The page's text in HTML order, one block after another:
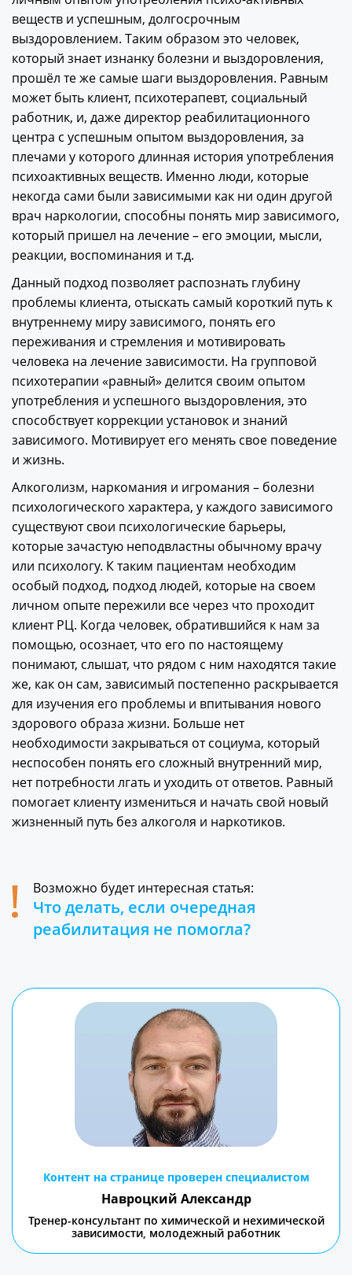
веществ и успешным, долгосрочным
выздоровлением. Таким образом это человек,
который знает изнанку болезни и выздоровления,
прошёл те же самые шаги выздоровления. Равным
может быть клиент, психотерапевт, социальный
работник, и, даже директор реабилитационного
центра с успешным опытом выздоровления, за
плечами у которого длинная история употребления
психоактивных веществ. Именно люди, которые
некогда сами были зависимыми как ни один другой
врач наркологии, способны понять мир зависимого,
который пришел на лечение – его эмоции, мысли,
реакции, воспоминания и т.д.
Данный подход позволяет распознать глубину
проблемы клиента, отыскать самый короткий путь к
внутреннему миру зависимого, понять его
переживания и стремления и мотивировать
человека на лечение зависимости. На групповой
психотерапии «равный» делится своим опытом
употребления и успешного выздоровления, это
способствует коррекции установок и знаний
зависимого. Мотивирует его менять свое поведение
и жизнь.
Алкоголизм, наркомания и игромания – болезни
психологического характера, у каждого зависимого
существуют свои психологические барьеры,
которые зачастую неподвластны обычному врачу
или психологу. К таким пациентам необходим
особый подход, подход людей, которые на своем
личном опыте пережили все через что проходит
клиент РЦ. Когда человек, обратившийся к нам за
помощью, осознает, что его по настоящему
понимают, слышат, что рядом с ним находятся такие
же, как он сам, зависимый постепенно раскрывается
для изучения его проблемы и впитывания нового
здорового образа жизни. Больше нет
необходимости закрываться от социума, который
неспособен понять его сложный внутренний мир,
нет потребности лгать и уходить от ответов. Равный
помогает клиенту измениться и начать свой новый
жизненный путь без алкоголя и наркотиков.
Возможно будет интересная статья:
Что делать, если очередная
реабилитация не помогла?
Контент на странице проверен специалистом
Навроцкий Александр
Тренер-консультант по химической и нехимической
зависимости, молодежный работник